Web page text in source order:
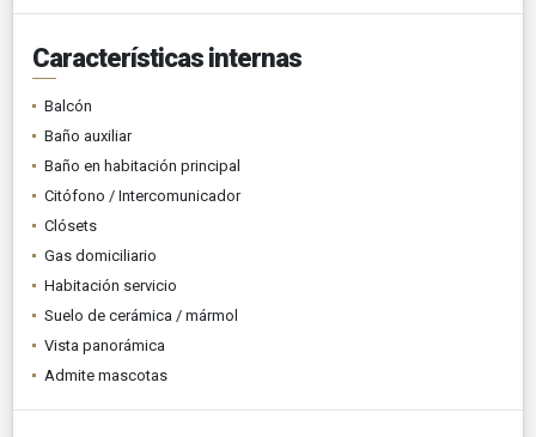
Características internas
Balcón
Baño auxiliar
Baño en habitación principal
Citófono / Intercomunicador
Clósets
Gas domiciliario
Habitación servicio
Suelo de cerámica / mármol
Vista panorámica
Admite mascotas